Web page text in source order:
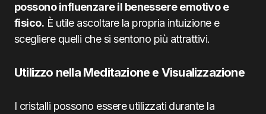
possono influenzare il benessere emotivo e
fisico. È utile ascoltare la propria intuizione e
scegliere quelli che si sentono più attrattivi.
Utilizzo nella Meditazione e Visualizzazione
I cristalli possono essere utilizzati durante la